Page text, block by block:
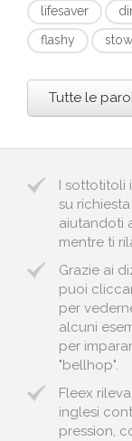
lifesaver
flashy
stow
Tutte le
I sottotitoli
su
aiutandoti
mentre ti
Grazie ai
puoi
per
alcuni
per
"bellhop".
Fleex
inglesi
pression,